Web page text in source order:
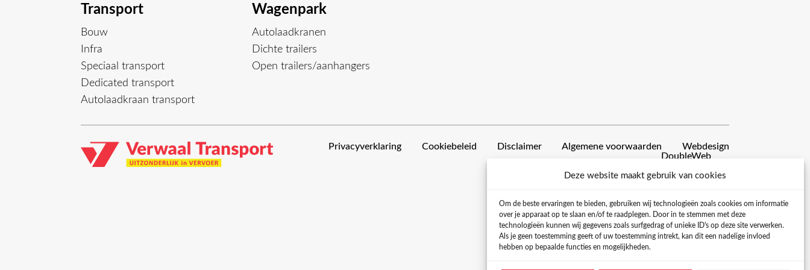
Deze website maakt gebruik van cookies
Om de beste ervaringen te bieden, gebruiken wij technologieën zoals cookies om informatie
over je apparaat op te slaan en/of te raadplegen. Door in te stemmen met deze
technologieën kunnen wij gegevens zoals surfgedrag of unieke ID's op deze site verwerken.
Als je geen toestemming geeft of uw toestemming intrekt, kan dit een nadelige invloed
hebben op bepaalde functies en mogelijkheden.
Transport
Bouw
Infra
Speciaal transport
Dedicated transport
Autolaadkraan transport
Wagenpark
Autolaadkranen
Dichte trailers
Open trailers/aanhangers
Privacyverklaring Cookiebeleid Disclaimer Algemene voorwaarden
Webdesign
DoubleWeb